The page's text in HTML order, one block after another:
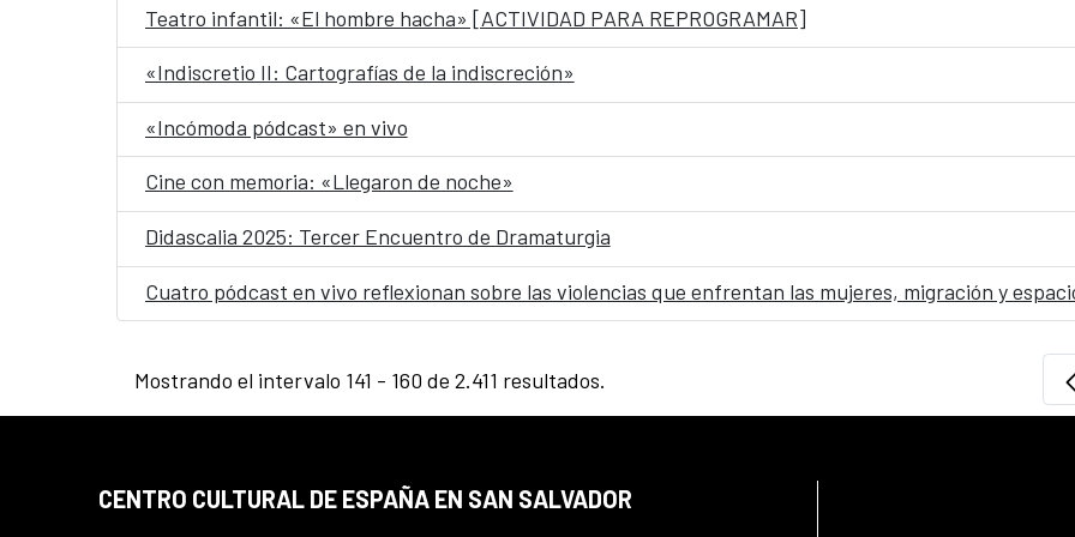
Teatro infantil: «El hombre hacha» [ACTIVIDAD PARA REPROGRAMAR]
«Indiscretio II: Cartografías de la indiscreción»
«Incómoda pódcast» en vivo
Cine con memoria: «Llegaron de noche»
Didascalia 2025: Tercer Encuentro de Dramaturgia
Cuatro pódcast en vivo reflexionan sobre las violencias que enfrentan las mujeres, migración y
Mostrando el intervalo 141 - 160 de 2.411 resultados.
CENTRO CULTURAL DE ESPAÑA EN SAN SALVADOR